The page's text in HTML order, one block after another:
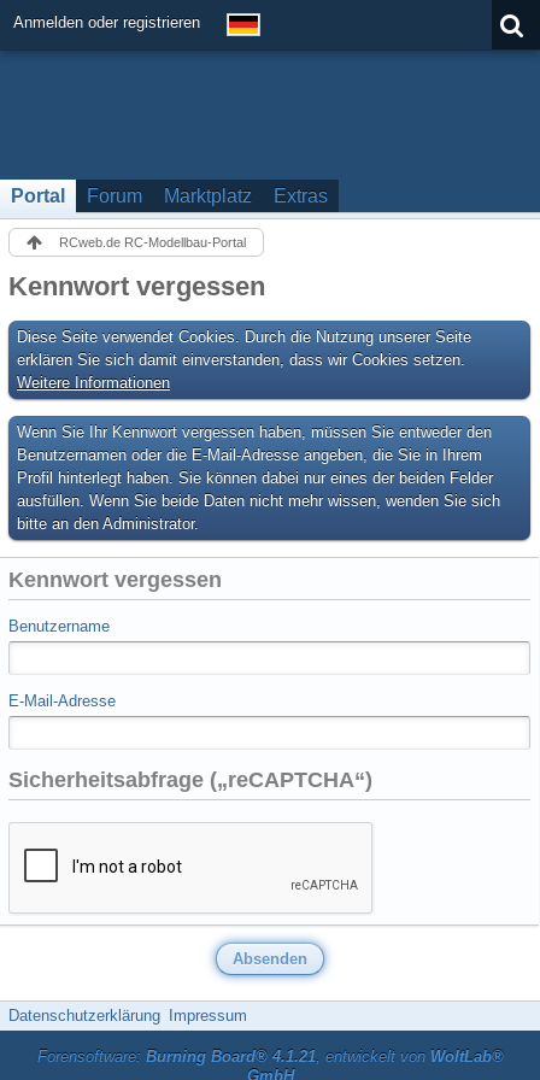
Anmelden oder registrieren
Portal Forum Marktplatz Extras
RCweb.de RC-Modellbau-Portal
Kennwort vergessen
Diese Seite verwendet Cookies. Durch die Nutzung unserer Seite
erklären Sie sich damit einverstanden, dass wir Cookies setzen.
Weitere Informationen
Wenn Sie Ihr Kennwort vergessen haben, müssen Sie entweder den
Benutzernamen oder die E-Mail-Adresse angeben, die Sie in Ihrem
Profil hinterlegt haben. Sie können dabei nur eines der beiden Felder
ausfüllen. Wenn Sie beide Daten nicht mehr wissen, wenden Sie sich
bitte an den Administrator.
Kennwort vergessen
Benutzername
E-Mail-Adresse
Sicherheitsabfrage („reCAPTCHA“)
Datenschutzerklärung Impressum
Forensoftware: Burning Board® 4.1.21, entwickelt von WoltLab®
GmbH